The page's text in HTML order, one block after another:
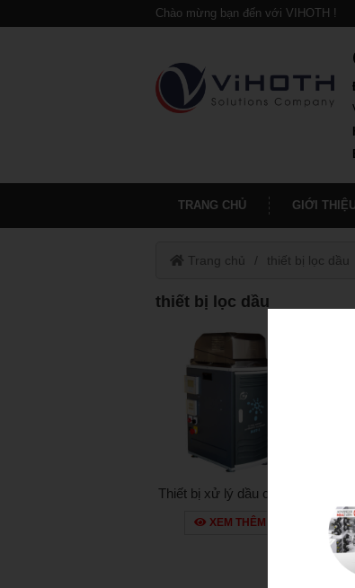
Chào mừng bạn đến với VIHOTH !
TRANG CHỦ GIỚI
Trang chủ thiết bị lọc dầu
thiết bị lọc dầu
Thiết bị xử lý dầu cắt gọt
kim loại BEST-1
XEM THÊM